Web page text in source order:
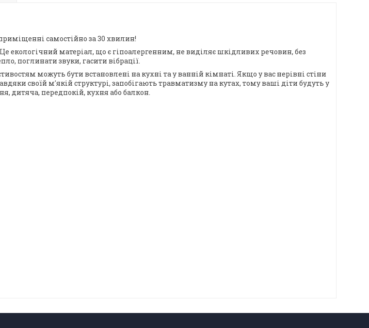
самостійно за 30 хвилин!
екологічний матеріал, що є гіпоалергенним, не виділяє шкідливих речовин, без
поглинати звуки, гасити вібрації.
можуть бути встановлені на кухні та у ванній кімнаті. Якщо у вас нерівні стіни
своїй м'якій структурі, запобігають травматизму на кутах, тому ваші діти будуть у
дитяча, передпокій, кухня або балкон.